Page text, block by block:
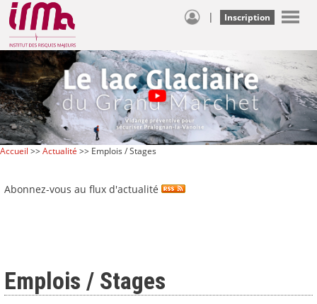
| Inscription
Accueil >>Actualité >> Emplois / Stages
Abonnez-vous au flux d'actualité
Emplois / Stages